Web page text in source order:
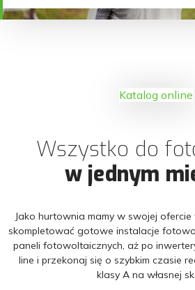
Katalog online
Wszystko do
w jednym
Jako hurtownia mamy w swojej
skompletować gotowe instalacje
paneli fotowoltaicznych, aż po
line i przekonaj się o szybkim czasie
klasy A na własnej